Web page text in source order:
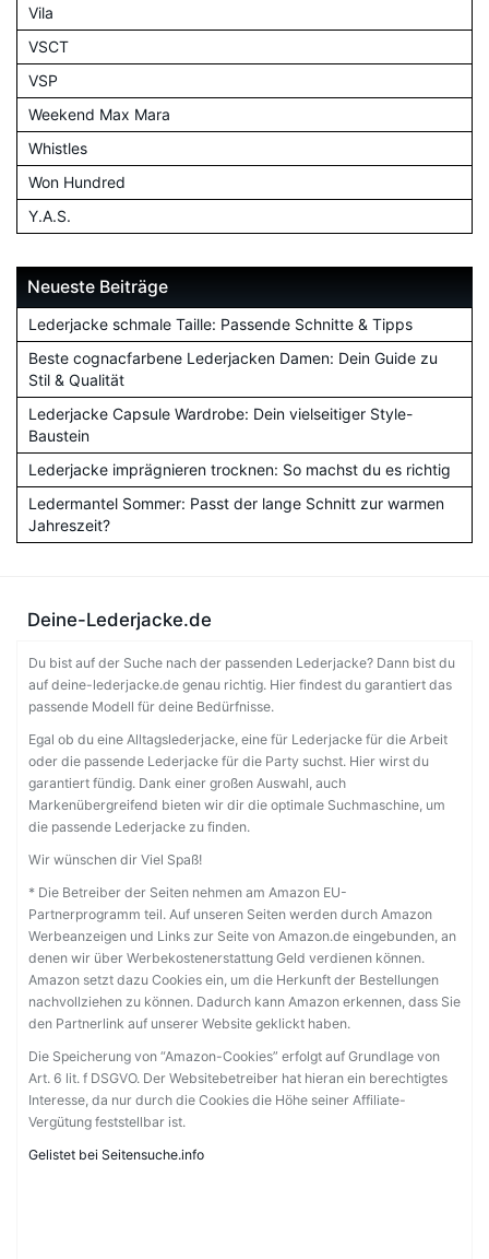
Vila
VSCT
VSP
Weekend Max Mara
Whistles
Won Hundred
Y.A.S.
Neueste Beiträge
Lederjacke schmale Taille: Passende Schnitte & Tipps
Beste cognacfarbene Lederjacken Damen: Dein Guide zu
Stil & Qualität
Lederjacke Capsule Wardrobe: Dein vielseitiger Style-
Baustein
Lederjacke imprägnieren trocknen: So machst du es richtig
Ledermantel Sommer: Passt der lange Schnitt zur warmen
Jahreszeit?
Deine-Lederjacke.de
Du bist auf der Suche nach der passenden Lederjacke? Dann bist du
auf deine-lederjacke.de genau richtig. Hier findest du garantiert das
passende Modell für deine Bedürfnisse.
Egal ob du eine Alltagslederjacke, eine für Lederjacke für die Arbeit
oder die passende Lederjacke für die Party suchst. Hier wirst du
garantiert fündig. Dank einer großen Auswahl, auch
Markenübergreifend bieten wir dir die optimale Suchmaschine, um
die passende Lederjacke zu finden.
Wir wünschen dir Viel Spaß!
* Die Betreiber der Seiten nehmen am Amazon EU-
Partnerprogramm teil. Auf unseren Seiten werden durch Amazon
Werbeanzeigen und Links zur Seite von Amazon.de eingebunden, an
denen wir über Werbekostenerstattung Geld verdienen können.
Amazon setzt dazu Cookies ein, um die Herkunft der Bestellungen
nachvollziehen zu können. Dadurch kann Amazon erkennen, dass Sie
den Partnerlink auf unserer Website geklickt haben.
Die Speicherung von “Amazon-Cookies” erfolgt auf Grundlage von
Art. 6 lit. f DSGVO. Der Websitebetreiber hat hieran ein berechtigtes
Interesse, da nur durch die Cookies die Höhe seiner Affiliate-
Vergütung feststellbar ist.
Gelistet bei Seitensuche.info